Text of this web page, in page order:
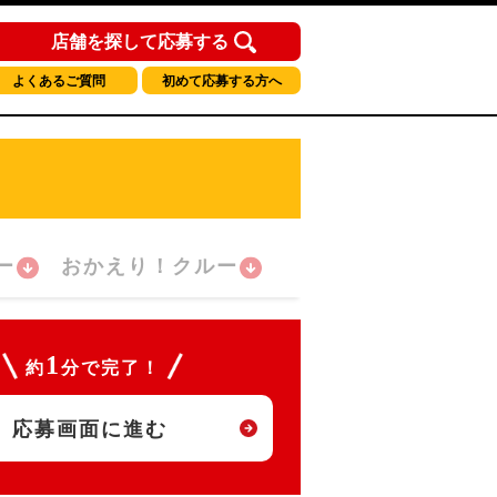
店舗を探して応募する
よくあるご質問 初めて応募する方へ
おかえり！クルー
約 1 分で完了！
応募画面に進む